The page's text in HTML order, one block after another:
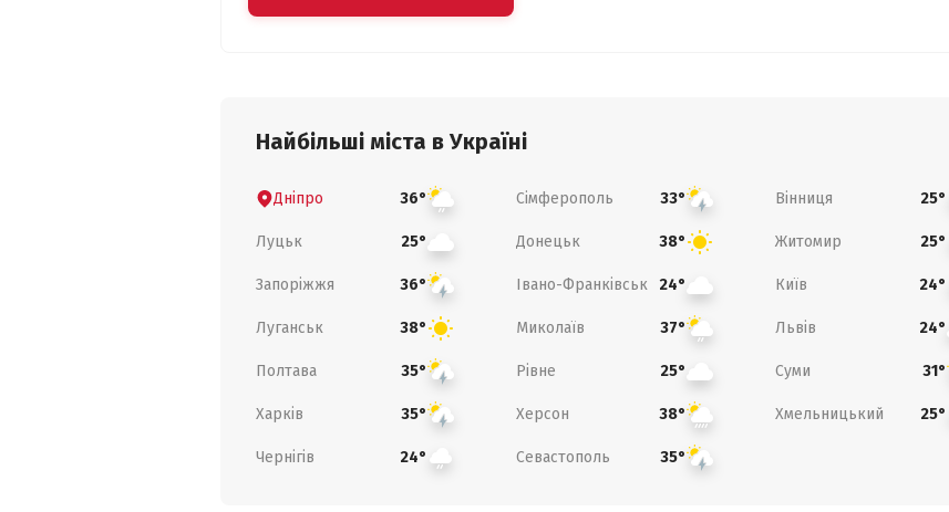
Найбільші міста в Україні
Дніпро 36° Сімферополь 33° Вінниця 25°
Луцьк 25° Донецьк 38° Житомир 25°
Запоріжжя 36° Івано-Франківськ 24° Київ 24°
Луганськ 38° Миколаїв 37° Львів 24°
Полтава 35° Рівне 25° Суми 31°
Харків 35° Херсон 38° Хмельницький 25°
Чернігів 24° Севастополь 35°